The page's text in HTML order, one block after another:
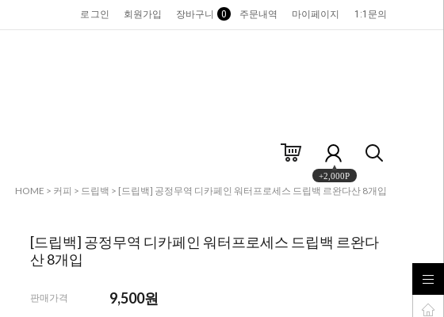
로그인 회원가입 장바구니 0 주문내역 마이페이지 1:1문의
+2,000P
HOME > 커피 > 드립백 > [드립백] 공정무역 디카페인 워터프로세스 드립백 르완다산 8개입
[드립백] 공정무역 디카페인 워터프로세스 드립백 르완다
산 8개입
판매가격 9,500원